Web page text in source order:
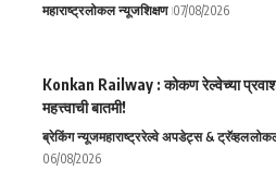
महाराष्ट्रलोकल न्यूजशिक्षण 07/08/2026
Konkan Railway : कोकण रेल्वेच्या
महत्त्वाची बातमी!
ब्रेकिंग न्यूजमहाराष्ट्ररेल्वे अपडेट्स & ट्रॅव्हल
06/08/2026